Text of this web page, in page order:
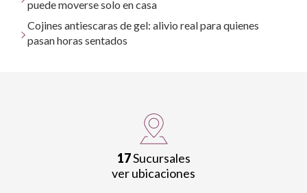
puede moverse solo en casa
Cojines antiescaras de gel: alivio real para quienes
pasan horas sentados
17Sucursales
ver ubicaciones